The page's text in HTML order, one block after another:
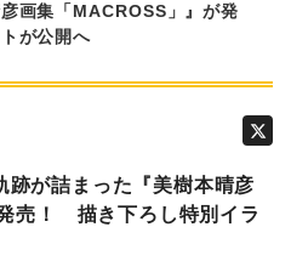
画集「MACROSS」』が発
が公開へ
跡が詰まった『美樹本晴彦
売！ 描き下ろし特別イラ